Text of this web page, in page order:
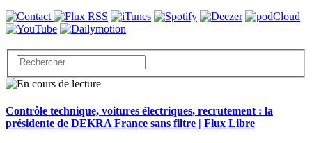
Contrôle technique, voitures électriques, recrutement : la
présidente de DEKRA France sans filtre | Flux Libre